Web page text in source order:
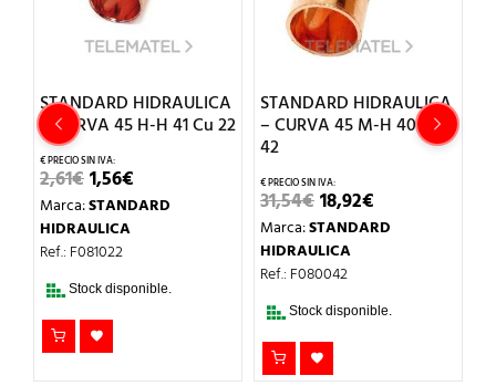
STANDARD HIDRAULICA
– CURVA 45 H-H 41 Cu 22
2,61€EL
PRECIO
ORIGINAL
ERA:
2,61€.
1,56€PRECIO
ACTUAL
Marca:STANDARD
HIDRAULICA
Ref.: F081022
Stock disponible.
STANDARD HIDRAULICA
– CURVA 45 M-H 40 Cu
42
31,54€EL
PRECIO
ORIGINAL
ERA:
31,54€.
18,92€PRECIO
ACTUAL
Marca:STANDARD
HIDRAULICA
Ref.: F080042
Stock disponible.